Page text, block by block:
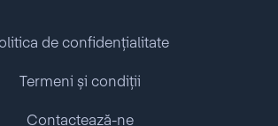
de confidențialitate
Termeni și condiții
Contactează-ne